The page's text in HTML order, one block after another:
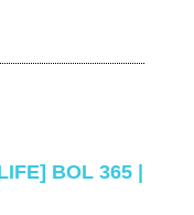
BOL 365 |